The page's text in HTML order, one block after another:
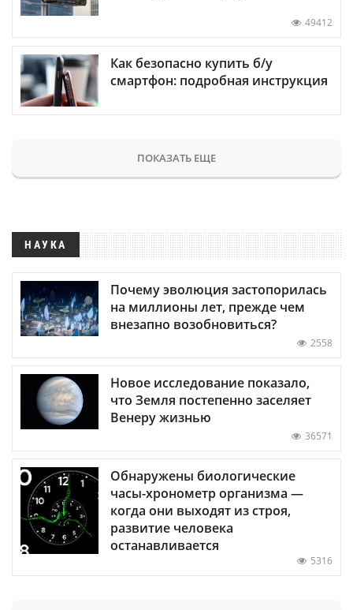
49412
Как безопасно купить б/у
смартфон: подробная инструкция
ПОКАЗАТЬ ЕЩЕ
НАУКА
Почему эволюция застопорилась
на миллионы лет, прежде чем
внезапно возобновиться?
2558
Новое исследование показало,
что Земля постепенно заселяет
Венеру жизнью
36571
Обнаружены биологические
часы-хронометр организма —
когда они выходят из строя,
развитие человека
останавливается
5316